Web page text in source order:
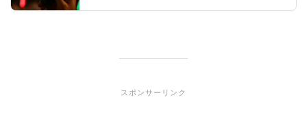
スポンサーリンク